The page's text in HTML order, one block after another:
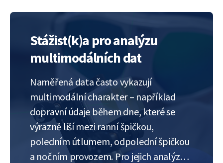
Stážist(k)a pro analýzu
multimodálních dat
Naměřená data často vykazují
multimodální charakter – například
dopravní údaje během dne, které se
výrazně liší mezi ranní špičkou,
poledním útlumem, odpolední špičkou
a nočním provozem. Pro jejich analýzu